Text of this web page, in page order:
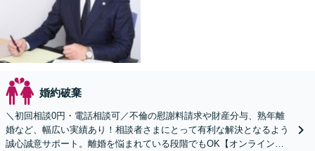
婚約破棄
＼初回相談0円・電話相談可／不倫の慰謝料請求や財産分与、熟年離
婚など、幅広い実績あり！相談者さまにとって有利な解決となるよう
誠心誠意サポート。離婚を悩まれている段階でもOK【オンライン相